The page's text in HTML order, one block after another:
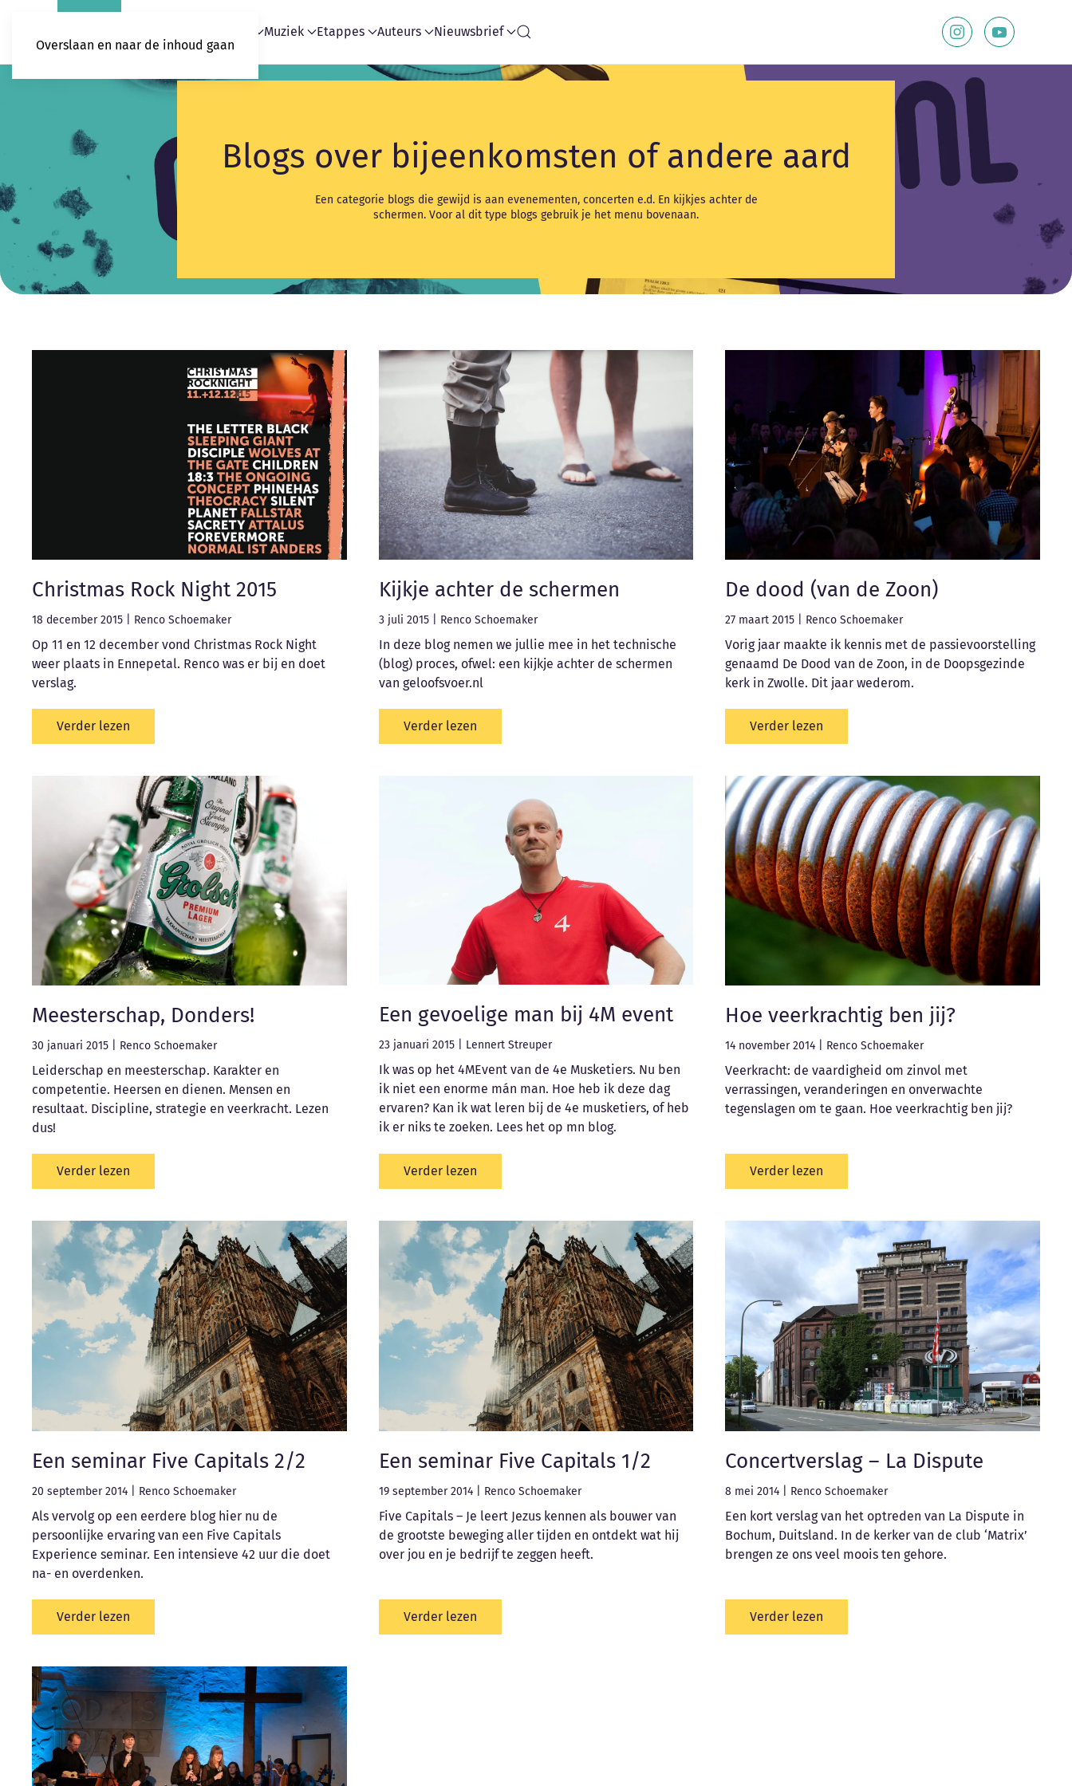
Overslaan en naar de inhoud gaan
Muziek Etappes Auteurs Nieuwsbrief
Blogs over bijeenkomsten of andere aard
Een categorie blogs die gewijd is aan evenementen, concerten e.d. En kijkjes achter de
schermen. Voor al dit type blogs gebruik je het menu bovenaan.
Christmas Rock Night 2015
18 december 2015 Renco Schoemaker
Op 11 en 12 december vond Christmas Rock Night
weer plaats in Ennepetal. Renco was er bij en doet
verslag.
Verder lezen
Kijkje achter de schermen
3 juli 2015| Renco Schoemaker
In deze blog nemen we jullie mee in het technische
(blog) proces, ofwel: een kijkje achter de schermen
van geloofsvoer.nl
Verder lezen
De dood (van de Zoon)
27 maart 2015 Renco Schoemaker
Vorig jaar maakte ik kennis met de passievoorstelling
genaamd De Dood van de Zoon, in de Doopsgezinde
kerk in Zwolle. Dit jaar wederom.
Verder lezen
Meesterschap, Donders!
30 januari 2015 Renco Schoemaker
Leiderschap en meesterschap. Karakter en
competentie. Heersen en dienen. Mensen en
resultaat. Discipline, strategie en veerkracht. Lezen
dus!
Verder lezen
Een gevoelige man bij 4M event
23 januari 2015| Lennert Streuper
Ik was op het 4MEvent van de 4e Musketiers. Nu ben
ik niet een enorme mán man. Hoe heb ik deze dag
ervaren? Kan ik wat leren bij de 4e musketiers, of heb
ik er niks te zoeken. Lees het op mn blog.
Verder lezen
Hoe veerkrachtig ben jij?
14 november 2014 Renco Schoemaker
Veerkracht: de vaardigheid om zinvol met
verrassingen, veranderingen en onverwachte
tegenslagen om te gaan. Hoe veerkrachtig ben jij?
Verder lezen
Een seminar Five Capitals 2/2
20 september 2014 Renco Schoemaker
Als vervolg op een eerdere blog hier nu de
persoonlijke ervaring van een Five Capitals
Experience seminar. Een intensieve 42 uur die doet
na- en overdenken.
Verder lezen
Een seminar Five Capitals 1/2
19 september 2014| Renco Schoemaker
Five Capitals – Je leert Jezus kennen als bouwer van
de grootste beweging aller tijden en ontdekt wat hij
over jou en je bedrijf te zeggen heeft.
Verder lezen
Concertverslag – La Dispute
8 mei 2014 Renco Schoemaker
Een kort verslag van het optreden van La Dispute in
Bochum, Duitsland. In de kerker van de club ‘Matrix’
brengen ze ons veel moois ten gehore.
Verder lezen